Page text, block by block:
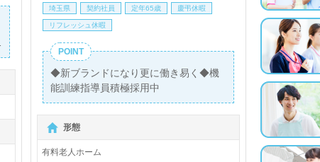
埼玉県 契約社員 定年65歳 慶弔休暇
リフレッシュ休暇
POINT
◆新ブランドになり更に働き易く◆機
能訓練指導員積極採用中
形態
有料老人ホーム